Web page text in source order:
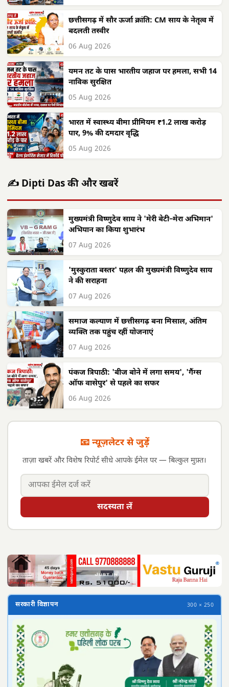
छत्तीसगढ़ में सौर ऊर्जा क्रांति: CM साय के नेतृत्व में
बदलती तस्वीर
06 Aug 2026
यमन तट के पास भारतीय जहाज पर हमला, सभी 14
नाविक सुरक्षित
05 Aug 2026
भारत में स्वास्थ्य बीमा प्रीमियम ₹1.2 लाख करोड़
पार, 9% की दमदार वृद्धि
05 Aug 2026
✍️ Dipti Das की और खबरें
मुख्यमंत्री विष्णुदेव साय ने 'मेरी बेटी–मेरा अभिमान'
अभियान का किया शुभारंभ
07 Aug 2026
'मुस्कुराता बस्तर' पहल की मुख्यमंत्री विष्णुदेव साय
ने की सराहना
07 Aug 2026
समाज कल्याण में छत्तीसगढ़ बना मिसाल, अंतिम
व्यक्ति तक पहुंच रहीं योजनाएं
07 Aug 2026
पंकज त्रिपाठी: 'बीज बोने में लगा समय', 'गैंग्स
ऑफ वासेपुर' से पहले का सफर
06 Aug 2026
📧 न्यूज़लेटर से जुड़ें
ताज़ा खबरें और विशेष रिपोर्ट सीधे आपके ईमेल पर — बिल्कुल मुफ़्त।
सदस्यता लें
सरकारी विज्ञापन 300 × 250